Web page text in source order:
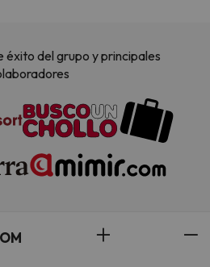
éxito del grupo y principales